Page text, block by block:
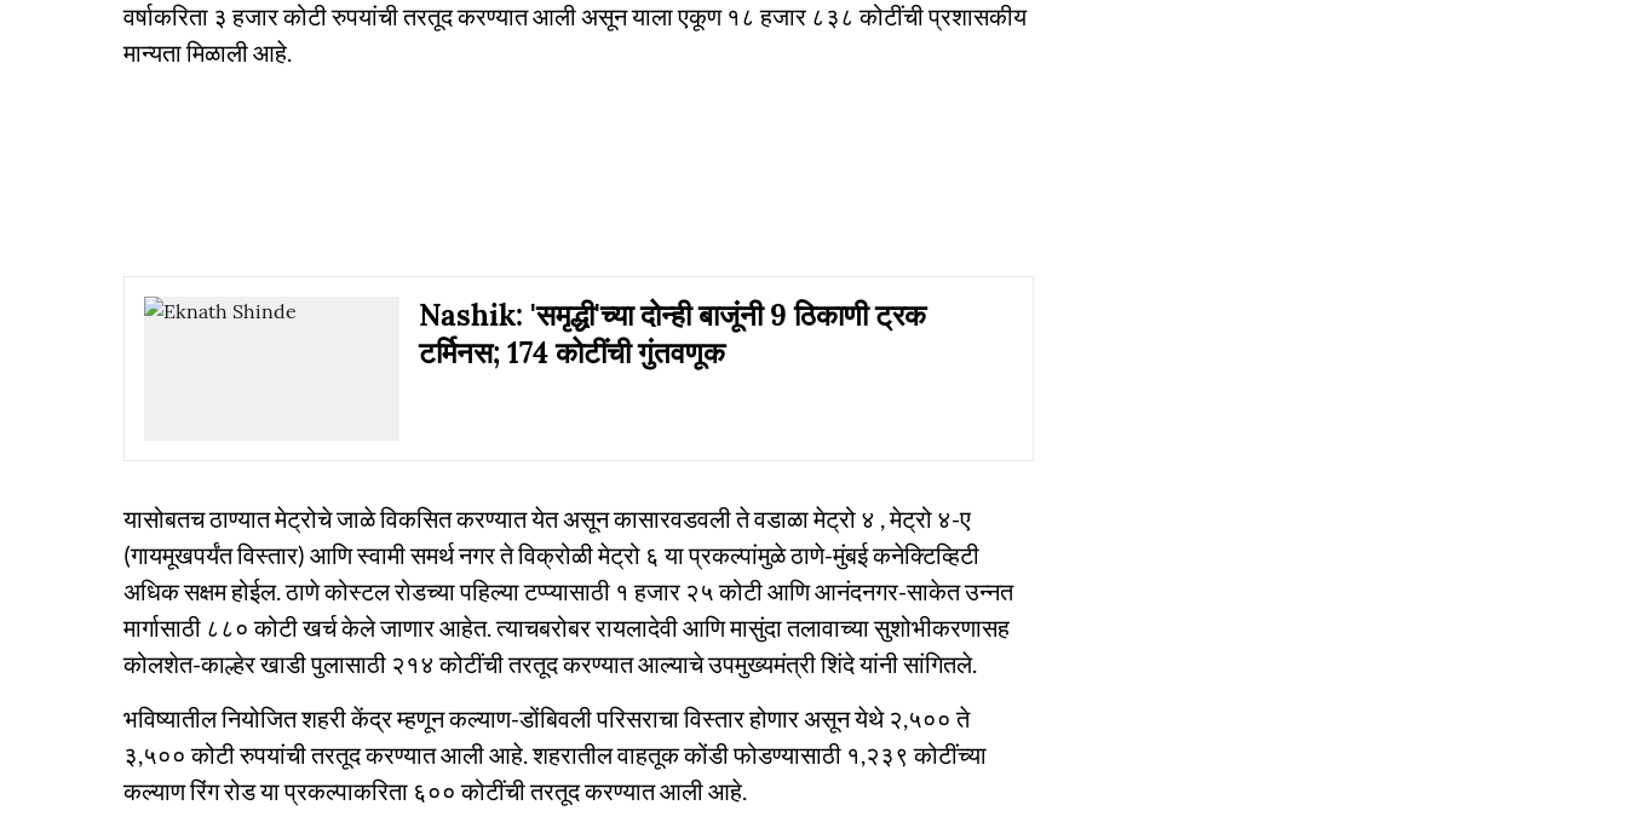
वर्षाकरिता ३ हजार कोटी रुपयांची तरतूद करण्यात आली असून याला एकूण १८ हजार ८३८ कोटींची प्रशासकीय
मान्यता मिळाली आहे.
Nashik: 'समृद्धी'च्या दोन्ही बाजूंनी 9 ठिकाणी ट्रक
टर्मिनस; 174 कोटींची गुंतवणूक
यासोबतच ठाण्यात मेट्रोचे जाळे विकसित करण्यात येत असून कासारवडवली ते वडाळा मेट्रो ४ , मेट्रो ४-ए
(गायमूखपर्यंत विस्तार) आणि स्वामी समर्थ नगर ते विक्रोळी मेट्रो ६ या प्रकल्पांमुळे ठाणे-मुंबई कनेक्टिव्हिटी
अधिक सक्षम होईल. ठाणे कोस्टल रोडच्या पहिल्या टप्प्यासाठी १ हजार २५ कोटी आणि आनंदनगर-साकेत उन्नत
मार्गासाठी ८८० कोटी खर्च केले जाणार आहेत. त्याचबरोबर रायलादेवी आणि मासुंदा तलावाच्या सुशोभीकरणासह
कोलशेत-काल्हेर खाडी पुलासाठी २१४ कोटींची तरतूद करण्यात आल्याचे उपमुख्यमंत्री शिंदे यांनी सांगितले.
भविष्यातील नियोजित शहरी केंद्र म्हणून कल्याण-डोंबिवली परिसराचा विस्तार होणार असून येथे २,५०० ते
३,५०० कोटी रुपयांची तरतूद करण्यात आली आहे. शहरातील वाहतूक कोंडी फोडण्यासाठी १,२३९ कोटींच्या
कल्याण रिंग रोड या प्रकल्पाकरिता ६०० कोटींची तरतूद करण्यात आली आहे.